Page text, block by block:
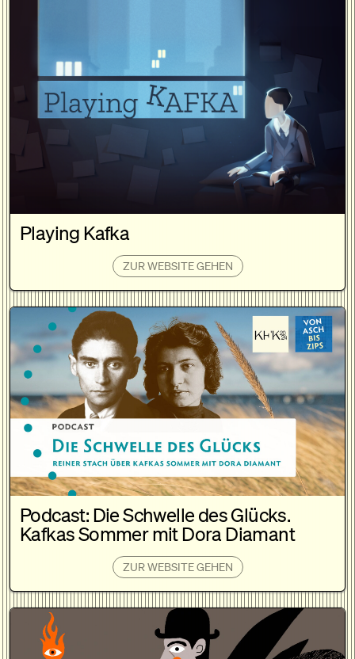
Playing Kafka
ZUR WEBSITE GEHEN
Podcast: Die Schwelle des Glücks.
Kafkas Sommer mit Dora Diamant
ZUR WEBSITE GEHEN